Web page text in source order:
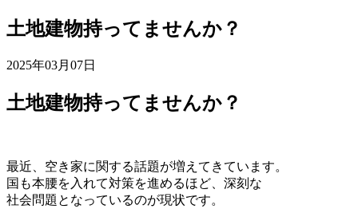
土地建物持ってませんか？
2025年03月07日
土地建物持ってませんか？
最近、空き家に関する話題が増えてきています。
国も本腰を入れて対策を進めるほど、深刻な
社会問題となっているのが現状です。